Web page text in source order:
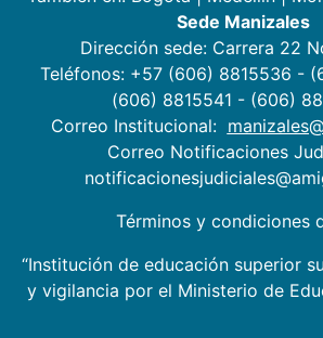
Sede Manizales
Dirección sede: Carrera 22
Teléfonos: +57 (606) 8815536 -
(606) 8815541 - (606)
Correo Institucional:
Correo Notificaciones
Términos y condiciones
“Institución de educación superior
y vigilancia por el Ministerio de